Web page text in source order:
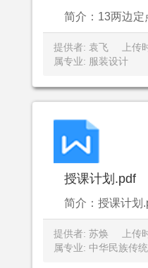
简介：13两边定
提供者: 袁飞 上传
属专业: 服装设计
授课计划.pdf
简介：授课计划
提供者: 苏焕 上传
属专业: 中华民族传统